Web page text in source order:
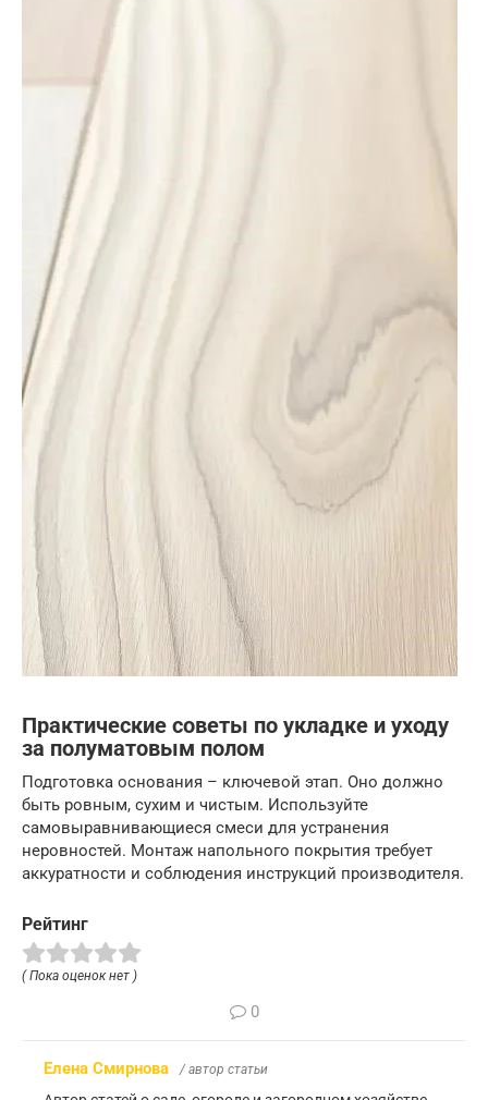
Практические советы по укладке и уходу
за полуматовым полом
Подготовка основания – ключевой этап. Оно должно
быть ровным, сухим и чистым. Используйте
самовыравнивающиеся смеси для устранения
неровностей. Монтаж напольного покрытия требует
аккуратности и соблюдения инструкций производителя.
Рейтинг
( Пока оценок нет )
0
Елена Смирнова / автор статьи